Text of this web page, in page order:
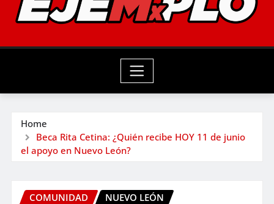
Home
Beca Rita Cetina: ¿Quién recibe HOY 11 de junio
el apoyo en Nuevo León?
COMUNIDAD NUEVO LEÓN